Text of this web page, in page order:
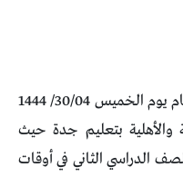
تم تأجيل الامتحانات التي كانت ستقام يوم الخميس 30/04/ 1444
والأهلية بتعليم جدة حيث
الدراسي الثاني في أوقات